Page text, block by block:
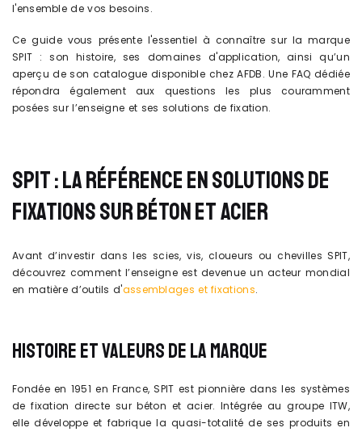
l'ensemble de vos besoins.
Ce guide vous présente l'essentiel à connaître sur la marque
SPIT : son histoire, ses domaines d'application, ainsi qu’un
aperçu de son catalogue disponible chez AFDB. Une FAQ dédiée
répondra également aux questions les plus couramment
posées sur l’enseigne et ses solutions de fixation.
SPIT : LA RÉFÉRENCE EN SOLUTIONS DE
FIXATIONS SUR BÉTON ET ACIER
Avant d’investir dans les scies, vis, cloueurs ou chevilles SPIT,
découvrez comment l’enseigne est devenue un acteur mondial
en matière d’outils d'assemblages et fixations.
HISTOIRE ET VALEURS DE LA MARQUE
Fondée en 1951 en France, SPIT est pionnière dans les systèmes
de fixation directe sur béton et acier. Intégrée au groupe ITW,
elle développe et fabrique la quasi-totalité de ses produits en